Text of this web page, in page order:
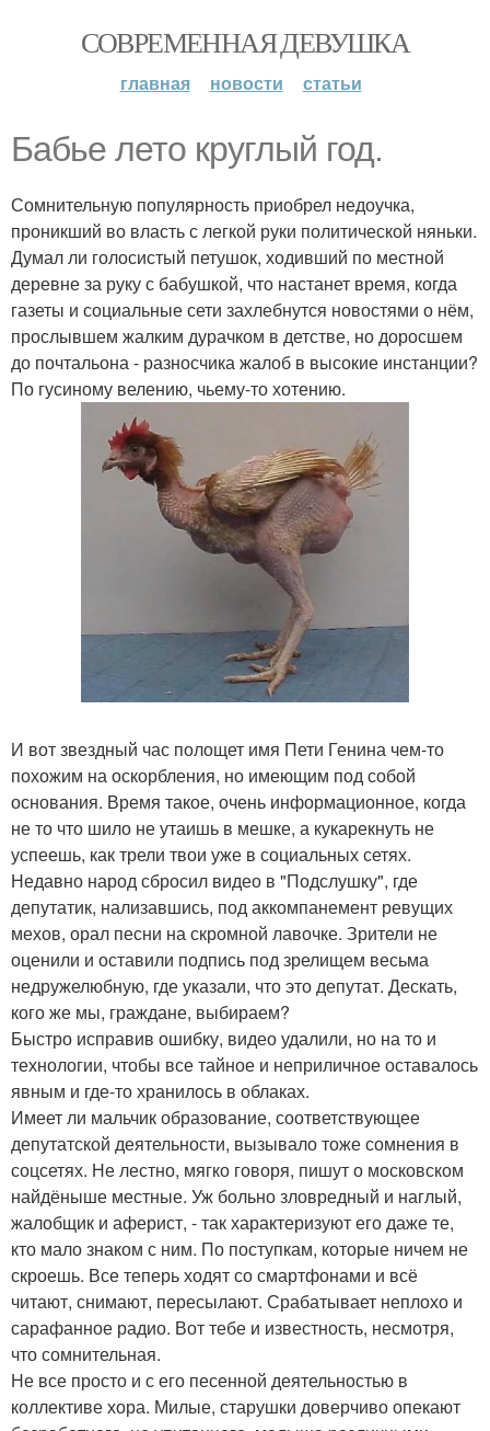
СОВРЕМЕННАЯ ДЕВУШКА
главная новости статьи
Бабье лето круглый год.
Сомнительную популярность приобрел недоучка,
проникший во власть с легкой руки политической няньки.
Думал ли голосистый петушок, ходивший по местной
деревне за руку с бабушкой, что настанет время, когда
газеты и социальные сети захлебнутся новостями о нём,
прослывшем жалким дурачком в детстве, но доросшем
до почтальона - разносчика жалоб в высокие инстанции?
По гусиному велению, чьему-то хотению.
И вот звездный час полощет имя Пети Генина чем-то
похожим на оскорбления, но имеющим под собой
основания. Время такое, очень информационное, когда
не то что шило не утаишь в мешке, а кукарекнуть не
успеешь, как трели твои уже в социальных сетях.
Недавно народ сбросил видео в "Подслушку", где
депутатик, нализавшись, под аккомпанемент ревущих
мехов, орал песни на скромной лавочке. Зрители не
оценили и оставили подпись под зрелищем весьма
недружелюбную, где указали, что это депутат. Дескать,
кого же мы, граждане, выбираем?
Быстро исправив ошибку, видео удалили, но на то и
технологии, чтобы все тайное и неприличное оставалось
явным и где-то хранилось в облаках.
Имеет ли мальчик образование, соответствующее
депутатской деятельности, вызывало тоже сомнения в
соцсетях. Не лестно, мягко говоря, пишут о московском
найдёныше местные. Уж больно зловредный и наглый,
жалобщик и аферист, - так характеризуют его даже те,
кто мало знаком с ним. По поступкам, которые ничем не
скроешь. Все теперь ходят со смартфонами и всё
читают, снимают, пересылают. Срабатывает неплохо и
сарафанное радио. Вот тебе и известность, несмотря,
что сомнительная.
Не все просто и с его песенной деятельностью в
коллективе хора. Милые, старушки доверчиво опекают